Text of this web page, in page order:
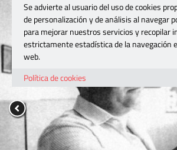
Se advierte al usuario del uso de cookies
de personalización y de análisis al navegar
para mejorar nuestros servicios y recopilar
estrictamente estadística de la navegación
web.
Política de cookies